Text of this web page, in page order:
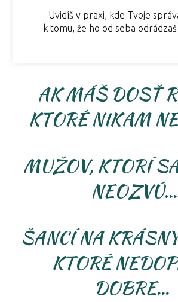
Uvidíš v praxi, kde Tvoje
k tomu, že ho od seba
AK MÁŠ DOSŤ
KTORÉ NIKAM
MUŽOV, KTORÍ
NEOZVÚ...
ŠANCÍ NA
KTORÉ
DOBRE...